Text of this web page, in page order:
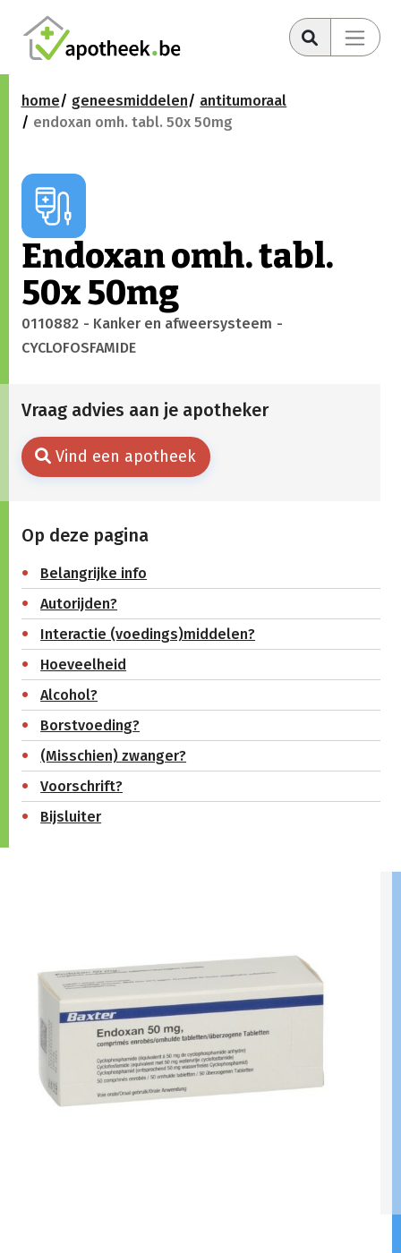
home geneesmiddelen
antitumoraal
endoxan omh. tabl. 50x 50mg
Endoxan omh. tabl.
50x 50mg
0110882 - Kanker en afweersysteem -
CYCLOFOSFAMIDE
Vraag advies aan je apotheker
Vind een apotheek
Op deze pagina
Belangrijke info
Autorijden?
Interactie (voedings)middelen?
Hoeveelheid
Alcohol?
Borstvoeding?
(Misschien) zwanger?
Voorschrift?
Bijsluiter